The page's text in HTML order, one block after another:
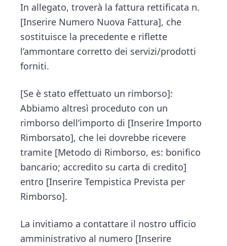
In allegato, troverà la fattura rettificata n.
[Inserire Numero Nuova Fattura], che
sostituisce la precedente e riflette
l’ammontare corretto dei servizi/prodotti
forniti.
[Se è stato effettuato un rimborso]:
Abbiamo altresì proceduto con un
rimborso dell’importo di [Inserire Importo
Rimborsato], che lei dovrebbe ricevere
tramite [Metodo di Rimborso, es: bonifico
bancario; accredito su carta di credito]
entro [Inserire Tempistica Prevista per
Rimborso].
La invitiamo a contattare il nostro ufficio
amministrativo al numero [Inserire